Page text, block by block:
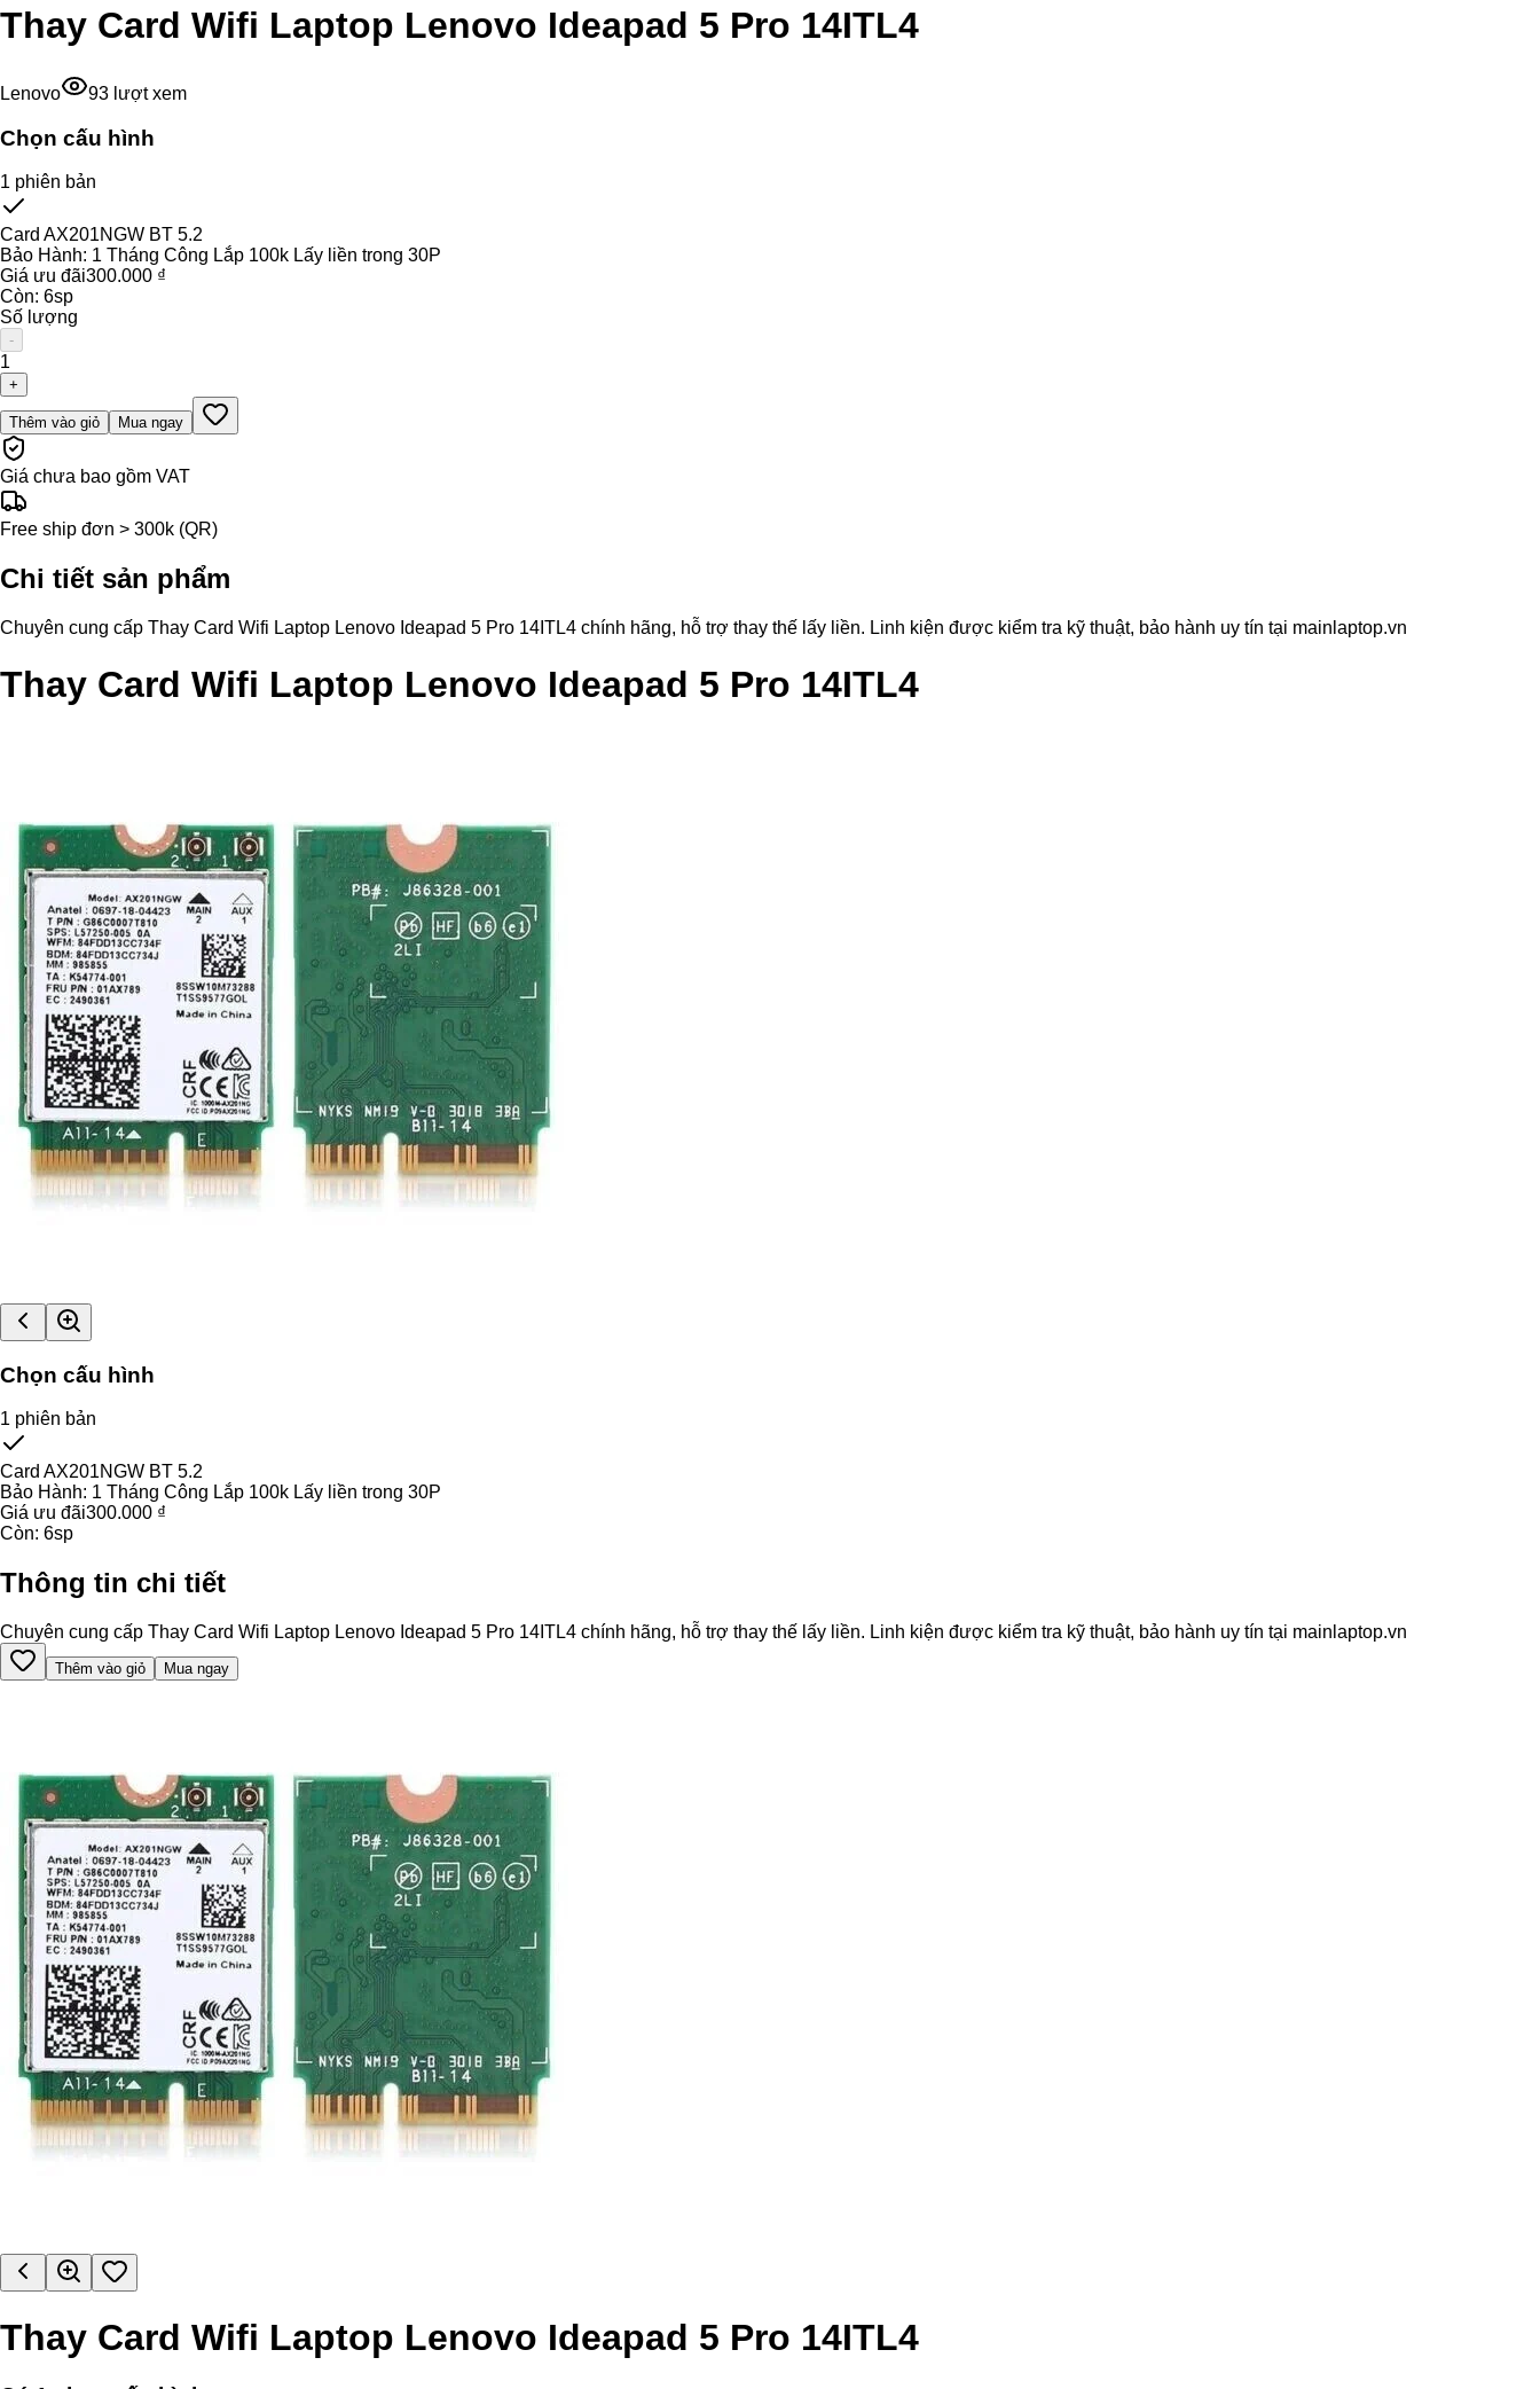
Thay Card Wifi Laptop Lenovo Ideapad 5 Pro 14ITL4
Lenovo 93 lượt xem
Chọn cấu hình
1 phiên bản
Card AX201NGW BT 5.2
Bảo Hành: 1 Tháng Công Lắp 100k Lấy liền trong 30P
Giá ưu đãi300.000 ₫
Còn: 6sp
Số lượng
-
1
+
Thêm vào giỏ Mua ngay
Giá chưa bao gồm VAT
Free ship đơn > 300k (QR)
Chi tiết sản phẩm
Chuyên cung cấp Thay Card Wifi Laptop Lenovo Ideapad 5 Pro 14ITL4 chính hãng, hỗ trợ thay thế lấy liền. Linh kiện được kiểm tra kỹ thuật, bảo hành uy tín tại mainlaptop.vn
Thay Card Wifi Laptop Lenovo Ideapad 5 Pro 14ITL4
Chọn cấu hình
1 phiên bản
Card AX201NGW BT 5.2
Bảo Hành: 1 Tháng Công Lắp 100k Lấy liền trong 30P
Giá ưu đãi300.000 ₫
Còn: 6sp
Thông tin chi tiết
Chuyên cung cấp Thay Card Wifi Laptop Lenovo Ideapad 5 Pro 14ITL4 chính hãng, hỗ trợ thay thế lấy liền. Linh kiện được kiểm tra kỹ thuật, bảo hành uy tín tại mainlaptop.vn
Thêm vào giỏ Mua ngay
Thay Card Wifi Laptop Lenovo Ideapad 5 Pro 14ITL4